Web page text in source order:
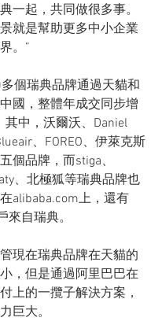
一起，共同做很多事。
就是幫助更多中小企業
。”
個瑞典品牌通過天貓和
國，整體年成交同步增
其中，沃爾沃、Daniel
、FOREO、伊萊克斯
個品牌，而stiga、
、北極狐等瑞典品牌也
alibaba.com上，還有
來自瑞典。
現在瑞典品牌在天貓的
，但是通過阿里巴巴在
上的一攬子解決方案，
巨大。